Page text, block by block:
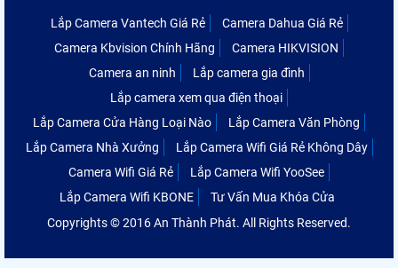
Lắp Camera Vantech Giá Rẻ
Camera Dahua Giá Rẻ
Camera Kbvision Chính Hãng
Camera HIKVISION
Camera an ninh
Lắp camera gia đình
Lắp camera xem qua điện thoại
Lắp Camera Cửa Hàng Loại Nào
Lắp Camera Văn Phòng
Lắp Camera Nhà Xưởng
Lắp Camera Wifi Giá Rẻ Không Dây
Camera Wifi Giá Rẻ
Lắp Camera Wifi YooSee
Lắp Camera Wifi KBONE
Tư Vấn Mua Khóa Cửa
Copyrights © 2016 An Thành Phát. All Rights Reserved.